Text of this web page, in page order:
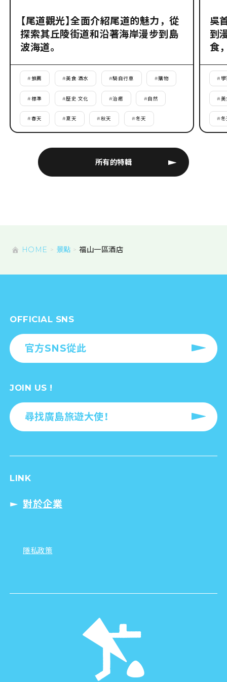
所有的特輯
【尾道觀光】全面介紹尾道的魅力，從
探索其丘陵街道和沿著海岸漫步到島
波海道。
#推薦 #美食·酒水 #騎自行車 #購物
#標準 #歷史·文化 #治癒 #自然
#春天 #夏天 #秋天 #冬天
吳
到
食
# 學
#美
#冬
HOME 景點 福山一區酒店
OFFICIAL SNS
官方SNS從此
JOIN US !
尋找廣島旅遊大使！
LINK
對於企業
隱私政策